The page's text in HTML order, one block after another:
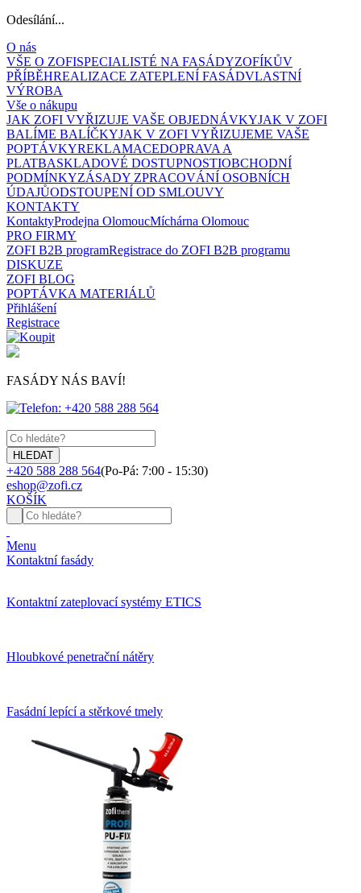
Odesílání...
O nás
VŠE O ZOFISPECIALISTÉ NA FASÁDYZOFÍKŮV
PŘÍBĚHREALIZACE ZATEPLENÍ FASÁDVLASTNÍ
VÝROBA
Vše o nákupu
JAK ZOFI VYŘIZUJE VAŠE OBJEDNÁVKYJAK V ZOFI
BALÍME BALÍČKYJAK V ZOFI VYŘIZUJEME VAŠE
POPTÁVKYREKLAMACEDOPRAVA A
PLATBASKLADOVÉ DOSTUPNOSTIOBCHODNÍ
PODMÍNKYZÁSADY ZPRACOVÁNÍ OSOBNÍCH
ÚDAJŮODSTOUPENÍ OD SMLOUVY
KONTAKTY
KontaktyProdejna OlomoucMíchárna Olomouc
PRO FIRMY
ZOFI B2B programRegistrace do ZOFI B2B programu
DISKUZE
ZOFI BLOG
POPTÁVKA MATERIÁLŮ
Přihlášení
Registrace
FASÁDY NÁS BAVÍ!
+420 588 288 564(Po-Pá: 7:00 - 15:30)
eshop@zofi.cz
KOŠÍK
Menu
Kontaktní fasády
Kontaktní zateplovací systémy ETICS
Hloubkové penetrační nátěry
Fasádní lepící a stěrkové tmely